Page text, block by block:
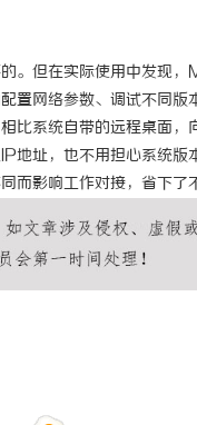
。但在实际使用中发现
置网络参数、调试不同版
系统自带的远程桌面，
址，也不用担心系统版
而影响工作对接，省下了